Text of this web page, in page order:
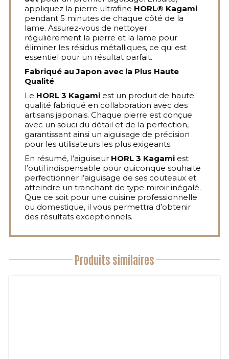
appliquez la pierre ultrafine HORL® Kagami
pendant 5 minutes de chaque côté de la
lame. Assurez-vous de nettoyer
régulièrement la pierre et la lame pour
éliminer les résidus métalliques, ce qui est
essentiel pour un résultat parfait.
Fabriqué au Japon avec la Plus Haute
Qualité
Le HORL 3 Kagami est un produit de haute
qualité fabriqué en collaboration avec des
artisans japonais. Chaque pierre est conçue
avec un souci du détail et de la perfection,
garantissant ainsi un aiguisage de précision
pour les utilisateurs les plus exigeants.
En résumé, l’aiguiseur HORL 3 Kagami est
l’outil indispensable pour quiconque souhaite
perfectionner l’aiguisage de ses couteaux et
atteindre un tranchant de type miroir inégalé.
Que ce soit pour une cuisine professionnelle
ou domestique, il vous permettra d’obtenir
des résultats exceptionnels.
Produits similaires